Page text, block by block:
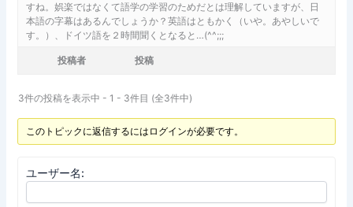
すね。娯楽ではなくて語学の学習のためだとは理解していますが、日
本語の字幕はあるんでしょうか？英語はともかく（いや。あやしいで
す。）、ドイツ語を２時間聞くとなると…(^^;;;
投稿者 投稿
3件の投稿を表示中 - 1 - 3件目 (全3件中)
このトピックに返信するにはログインが必要です。
ユーザー名: